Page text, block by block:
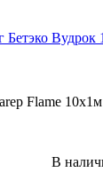
Вудрок
Flame
В